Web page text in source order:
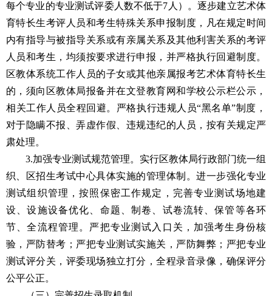
每个专业的专业测试评委人数不低于7人）。逐步建立艺术体
育特长生考评人员和考生特殊关系申报制度，凡在规定时间
内有指导与被指导关系或有亲属关系及其他利害关系的考评
人员和考生，均须按要求进行申报，并严格执行回避制度。
区教体系统工作人员的子女或其他亲属报考艺术体育特长生
的，须向区教体局报备并在文登教育网和学校公示栏公示，
相关工作人员全程回避。严格执行违规人员“黑名单”制度，
对于隐瞒不报、弄虚作假、违规违纪的人员，按有关规定严
肃处理。
3.加强专业测试规范管理。实行区教体局行政部门统一组
织、区招生考试中心具体实施的管理体制。进一步强化专业
测试组织管理，按照保密工作规定，完善专业测试场地建
设、设施设备优化、命题、制卷、试卷流转、保管等各环
节、全流程管理。严把专业测试入口关，加强考生身份核
验，严防替考；严把专业测试实施关，严防舞弊；严把专业
测试评分关，评委现场独立打分，全程录音录像，确保评分
公平公正。